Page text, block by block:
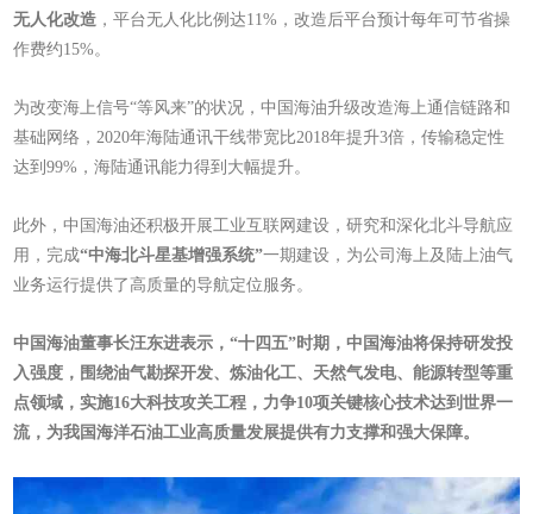
无人化改造 ，平台无人化比例达11%，改造后平台预计每年可节省操
作费约15%。
为改变海上信号“等风来”的状况，中国海油升级改造海上通信链路和
基础网络，2020年海陆通讯干线带宽比2018年提升3倍，传输稳定性
达到99%，海陆通讯能力得到大幅提升。
此外，中国海油还积极开展工业互联网建设，研究和深化北斗导航应
用，完成“中海北斗星基增强系统”一期建设，为公司海上及陆上油气
业务运行提供了高质量的导航定位服务。
中国海油董事长汪东进表示，“十四五”时期，中国海油将保持研发投
入强度，围绕油气勘探开发、炼油化工、天然气发电、能源转型等重
点领域，实施16大科技攻关工程，力争10项关键核心技术达到世界一
流，为我国海洋石油工业高质量发展提供有力支撑和强大保障。